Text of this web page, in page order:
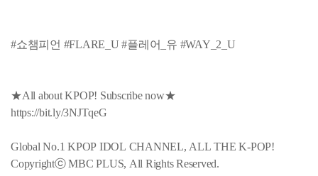
#쇼챔피언 #FLARE_U #플레어_유 #WAY_2_U
★All about KPOP! Subscribe now★
https://bit.ly/3NJTqeG
Global No.1 KPOP IDOL CHANNEL, ALL THE K-POP!
Copyrightⓒ MBC PLUS, All Rights Reserved.